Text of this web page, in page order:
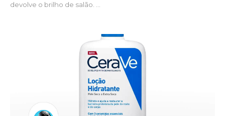
devolve o brilho de salão. ...